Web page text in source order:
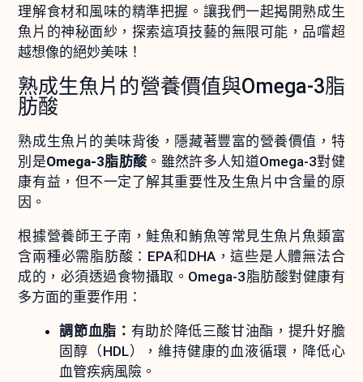
理解食材和風味的精準把握。讓我們一起揭開熟成生
魚片的神秘面紗，探索這項技藝的無限可能，品嚐超
越想像的絕妙美味！
熟成生魚片的營養價值與Omega-3脂
肪酸
熟成生魚片的美味背後，隱藏著豐富的營養價值，特
別是Omega-3脂肪酸 。雖然許多人知道Omega-3對健
康有益，但不一定了解其重要性及生魚片中含量的原
因。
根據營養師王子南，鮭魚和鮪魚等常見生魚片魚類富
含兩種必需脂肪酸：EPA和DHA，這些是人體無法合
成的，必須透過食物攝取。Omega-3脂肪酸對健康有
多方面的重要作用：
調節血脂： 有助於降低三酸甘油酯，提升好膽
固醇（HDL），維持健康的血液循環，降低心
血管疾病風險。